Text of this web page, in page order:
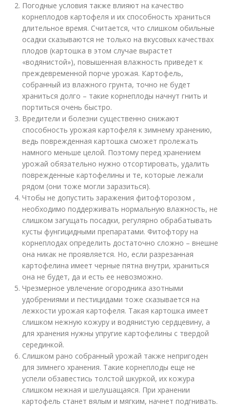
Погодные условия также влияют на качество
корнеплодов картофеля и их способность храниться
длительное время. Считается, что слишком обильные
осадки сказываются не только на вкусовых качествах
плодов (картошка в этом случае вырастет
«водянистой»), повышенная влажность приведет к
преждевременной порче урожая. Картофель,
собранный из влажного грунта, точно не будет
храниться долго – такие корнеплоды начнут гнить и
портиться очень быстро.
Вредители и болезни существенно снижают
способность урожая картофеля к зимнему хранению,
ведь поврежденная картошка сможет пролежать
намного меньше целой. Поэтому перед хранением
урожай обязательно нужно отсортировать, удалить
поврежденные картофелины и те, которые лежали
рядом (они тоже могли заразиться).
Чтобы не допустить заражения фитофторозом ,
необходимо поддерживать нормальную влажность, не
слишком загущать посадки, регулярно обрабатывать
кусты фунгицидными препаратами. Фитофтору на
корнеплодах определить достаточно сложно – внешне
она никак не проявляется. Но, если разрезанная
картофелина имеет черные пятна внутри, храниться
она не будет, да и есть ее невозможно.
Чрезмерное увлечение огородника азотными
удобрениями и пестицидами тоже сказывается на
лежкости урожая картофеля. Такая картошка имеет
слишком нежную кожуру и водянистую сердцевину, а
для хранения нужны упругие картофелины с твердой
серединкой.
Слишком рано собранный урожай также непригоден
для зимнего хранения. Такие корнеплоды еще не
успели обзавестись толстой шкуркой, их кожура
слишком нежная и шелушащаяся. При хранении
картофель станет вялым и мягким, начнет подгнивать.